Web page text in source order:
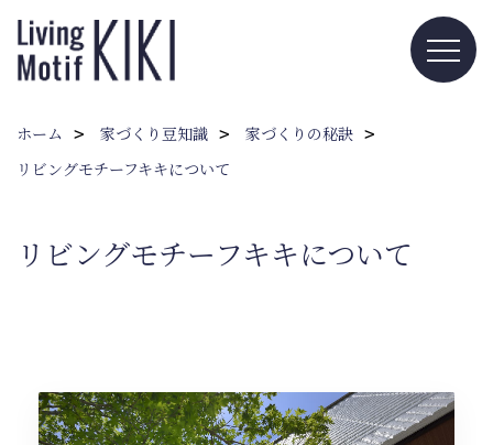
ホーム 家づくり豆知識
家づくりの秘訣
リビングモチーフキキについて
リビングモチーフキキについて